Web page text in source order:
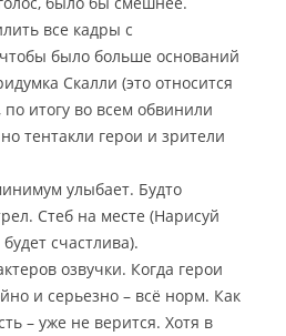
все кадры с
было больше оснований
Скалли (это относится
по итогу во всем обвинили
тентакли герои и зрители
улыбает. Будто
Стеб на месте (Нарисуй
счастлива).
озвучки. Когда герои
и серьезно – всё норм. Как
– уже не верится. Хотя в